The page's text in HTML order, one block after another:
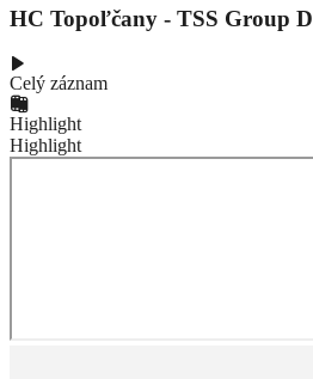
HC Topoľčany - TSS Group
Celý záznam
Highlight
Highlight